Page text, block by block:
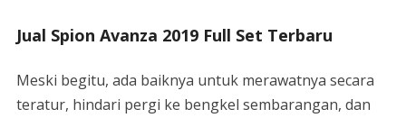
Jual Spion Avanza 2019 Full Set Terbaru
Meski begitu, ada baiknya untuk merawatnya secara
teratur, hindari pergi ke bengkel sembarangan, dan